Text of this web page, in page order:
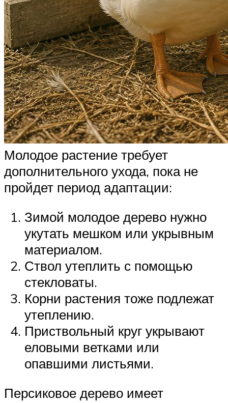
Молодое растение требует
дополнительного ухода, пока не
пройдет период адаптации:
Зимой молодое дерево нужно
укутать мешком или укрывным
материалом.
Ствол утеплить с помощью
стекловаты.
Корни растения тоже подлежат
утеплению.
Приствольный круг укрывают
еловыми ветками или
опавшими листьями.
Персиковое дерево имеет